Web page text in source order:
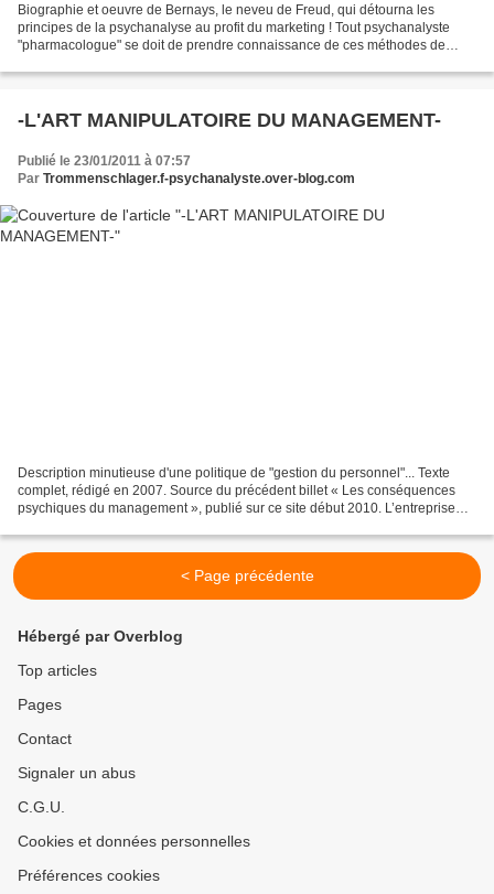
Biographie et oeuvre de Bernays, le neveu de Freud, qui détourna les
principes de la psychanalyse au profit du marketing ! Tout psychanalyste
"pharmacologue" se doit de prendre connaissance de ces méthodes de
-L'ART MANIPULATOIRE DU MANAGEMENT-
Publié le 23/01/2011 à 07:57
Par Trommenschlager.f-psychanalyste.over-blog.com
Description minutieuse d'une politique de "gestion du personnel"... Texte
complet, rédigé en 2007. Source du précédent billet « Les conséquences
psychiques du management », publié sur ce site début 2010. L’entreprise
< Page précédente
Hébergé par Overblog
Top articles
Pages
Contact
Signaler un abus
C.G.U.
Cookies et données personnelles
Préférences cookies